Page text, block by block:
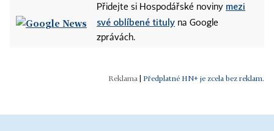
Přidejte si Hospodářské noviny mezi
své oblíbené tituly na Google
zprávách.
Předplatné HN+ je zcela bez reklam.